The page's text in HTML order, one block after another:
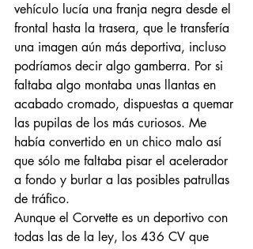
vehículo lucía una franja negra desde el
frontal hasta la trasera, que le transfería
una imagen aún más deportiva, incluso
podríamos decir algo gamberra. Por si
faltaba algo montaba unas llantas en
acabado cromado, dispuestas a quemar
las pupilas de los más curiosos. Me
había convertido en un chico malo así
que sólo me faltaba pisar el acelerador
a fondo y burlar a las posibles patrullas
de tráfico.
Aunque el Corvette es un deportivo con
todas las de la ley, los 436 CV que